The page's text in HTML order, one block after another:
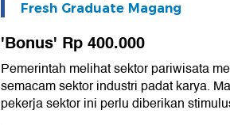
Fresh Graduate Magang
'Bonus' Rp 400.000
Pemerintah melihat sektor pariwisata
semacam sektor industri padat karya.
pekerja sektor ini perlu diberikan